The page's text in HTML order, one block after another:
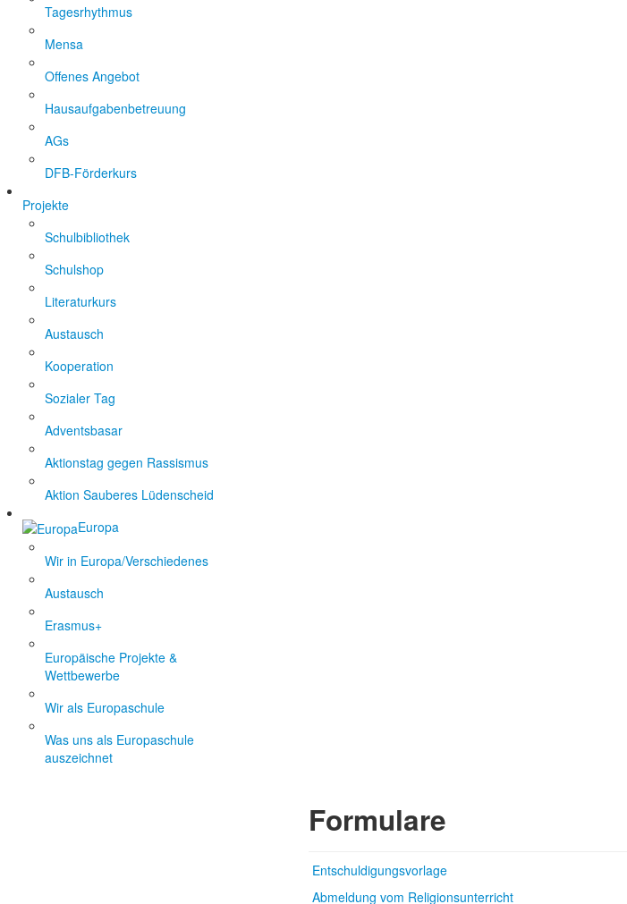
Tagesrhythmus
Mensa
Offenes Angebot
Hausaufgabenbetreuung
AGs
DFB-Förderkurs
Projekte
Schulbibliothek
Schulshop
Literaturkurs
Austausch
Kooperation
Sozialer Tag
Adventsbasar
Aktionstag gegen Rassismus
Aktion Sauberes Lüdenscheid
Europa
Wir in Europa/Verschiedenes
Austausch
Erasmus+
Europäische Projekte &
Wettbewerbe
Wir als Europaschule
Was uns als Europaschule
auszeichnet
Formulare
Entschuldigungsvorlage
Abmeldung vom Religionsunterricht